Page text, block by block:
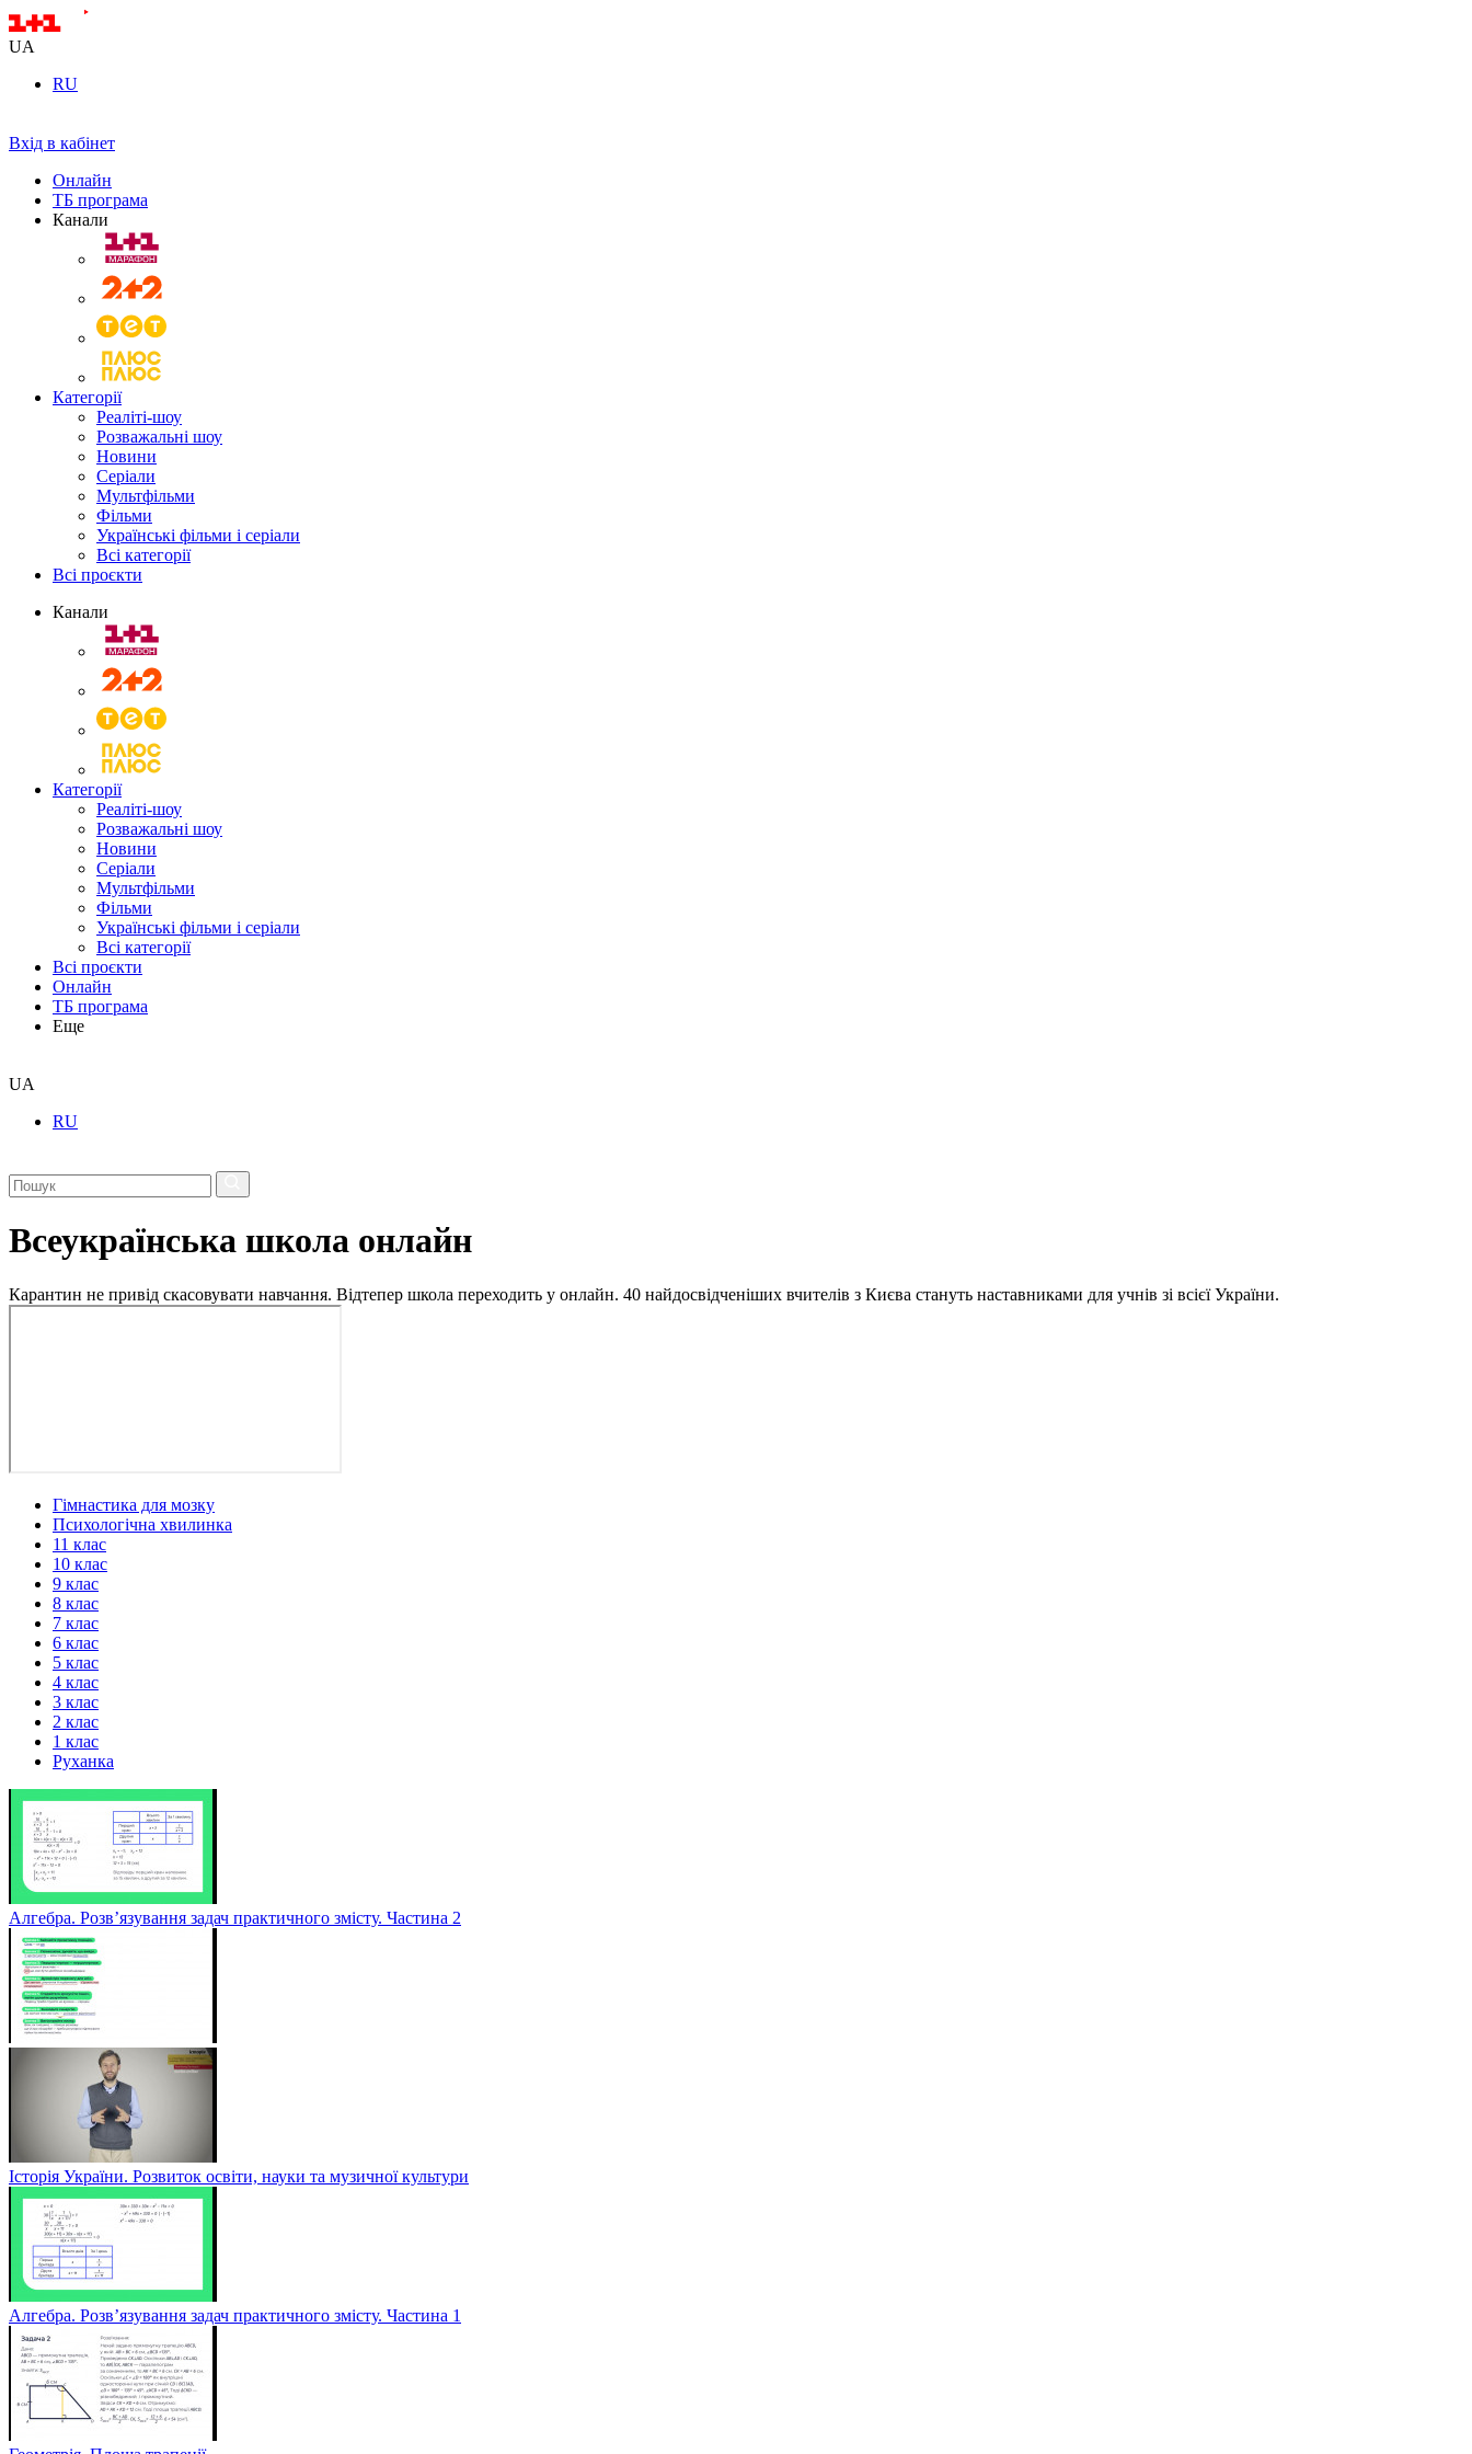
UA
RU
Вхід в кабінет
Онлайн
ТБ програма
Канали
Категорії
Реаліті-шоу
Розважальні шоу
Новини
Серіали
Мультфільми
Фільми
Українські фільми і серіали
Всі категорії
Всі проєкти
Канали
Категорії
Реаліті-шоу
Розважальні шоу
Новини
Серіали
Мультфільми
Фільми
Українські фільми і серіали
Всі категорії
Всі проєкти
Онлайн
ТБ програма
Еще
UA
RU
Всеукраїнська школа онлайн
Карантин не привід скасовувати навчання. Відтепер школа переходить у онлайн. 40 найдосвідченіших вчителів з Києва стануть наставниками для учнів зі всієї України.
Гімнастика для мозку
Психологічна хвилинка
11 клас
10 клас
9 клас
8 клас
7 клас
6 клас
5 клас
4 клас
3 клас
2 клас
1 клас
Руханка
Алгебра. Розв’язування задач практичного змісту. Частина 2
Історія України. Розвиток освіти, науки та музичної культури
Алгебра. Розв’язування задач практичного змісту. Частина 1